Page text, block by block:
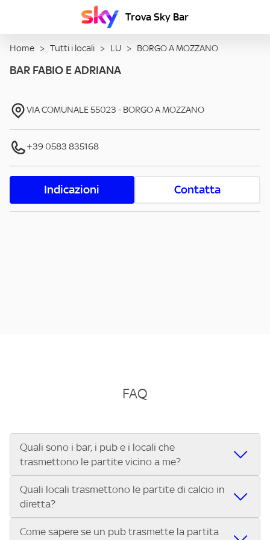
Trova Sky Bar
Home > Tutti i locali > LU > BORGO A MOZZANO
BAR FABIO E ADRIANA
VIA COMUNALE55023 - BORGO A MOZZANO
+39 0583 835168
Indicazioni Contatta
FAQ
Quali sono i bar, i pub e i locali che
trasmettono le partite vicino a me?
Se cerchi un bar, pub, ristorante o locale vicino a te per
vedere le partite di Serie A ENILIVE, la Serie C Sky Wifi, la
UEFA Champions League, la UEFA Europa League, la UEFA
Conference League, il Tennis, la Formula 1®, la MotoGP™ e
Quali locali trasmettono le partite di calcio in
diretta?
Vuoi sapere quali bar, pub o ristoranti mostrano le partite
Come sapere se un pub trasmette la partita